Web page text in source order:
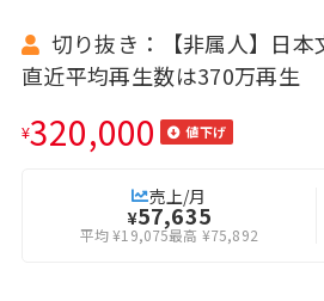
切り抜き：【非属人】日
直近平均再生数は370万再生
¥320,000 値下げ
売上/月
¥57,635
平均 ¥19,075最高 ¥75,892